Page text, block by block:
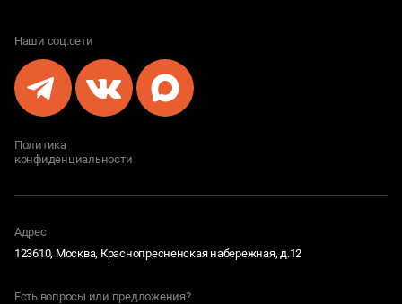
Наши соц.сети
Политика
конфиденциальности
Адрес
123610, Москва, Краснопресненская набережная, д.12
Есть вопросы или предложения?